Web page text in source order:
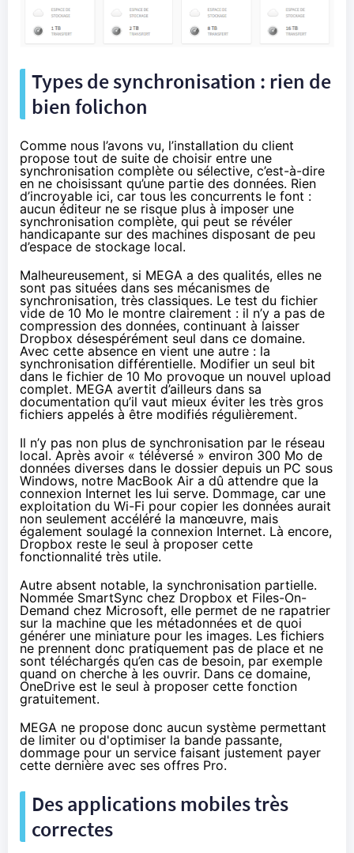
Types de synchronisation : rien de
bien folichon
Comme nous l’avons vu, l’installation du client
propose tout de suite de choisir entre une
synchronisation complète ou sélective, c’est-à-dire
en ne choisissant qu’une partie des données. Rien
d’incroyable ici, car tous les concurrents le font :
aucun éditeur ne se risque plus à imposer une
synchronisation complète, qui peut se révéler
handicapante sur des machines disposant de peu
d’espace de stockage local.
Malheureusement, si MEGA a des qualités, elles ne
sont pas situées dans ses mécanismes de
synchronisation, très classiques. Le test du fichier
vide de 10 Mo le montre clairement : il n’y a pas de
compression des données, continuant à laisser
Dropbox désespérément seul dans ce domaine.
Avec cette absence en vient une autre : la
synchronisation différentielle. Modifier un seul bit
dans le fichier de 10 Mo provoque un nouvel upload
complet. MEGA avertit d’ailleurs dans sa
documentation qu’il vaut mieux éviter les très gros
fichiers appelés à être modifiés régulièrement.
Il n’y pas non plus de synchronisation par le réseau
local. Après avoir « téléversé » environ 300 Mo de
données diverses dans le dossier depuis un PC sous
Windows, notre MacBook Air a dû attendre que la
connexion Internet les lui serve. Dommage, car une
exploitation du Wi-Fi pour copier les données aurait
non seulement accéléré la manœuvre, mais
également soulagé la connexion Internet. Là encore,
Dropbox reste le seul à proposer cette
fonctionnalité très utile.
Autre absent notable, la synchronisation partielle.
Nommée SmartSync chez Dropbox et Files-On-
Demand chez Microsoft, elle permet de ne rapatrier
sur la machine que les métadonnées et de quoi
générer une miniature pour les images. Les fichiers
ne prennent donc pratiquement pas de place et ne
sont téléchargés qu’en cas de besoin, par exemple
quand on cherche à les ouvrir. Dans ce domaine,
OneDrive est le seul à proposer cette fonction
gratuitement.
MEGA ne propose donc aucun système permettant
de limiter ou d'optimiser la bande passante,
dommage pour un service faisant justement payer
cette dernière avec ses offres Pro.
Des applications mobiles très
correctes